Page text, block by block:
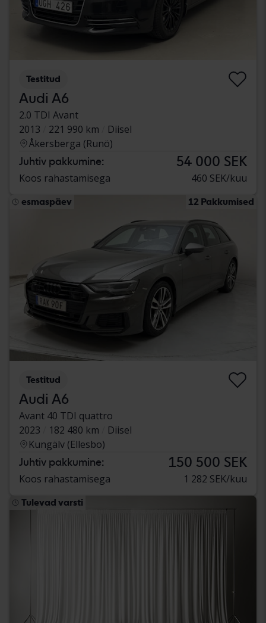
Testitud
Audi A6
2.0 TDI Avant
2013
221 990 km
Diisel
Åkersberga (Runö)
Juhtiv pakkumine: 54 000 SEK
Koos rahastamisega 460 SEK/kuu
esmaspäev 12 Pakkumised
Testitud
Audi A6
Avant 40 TDI quattro
2023
182 480 km
Diisel
Kungälv (Ellesbo)
Juhtiv pakkumine: 150 500 SEK
Koos rahastamisega 1 282 SEK/kuu
Tulevad varsti